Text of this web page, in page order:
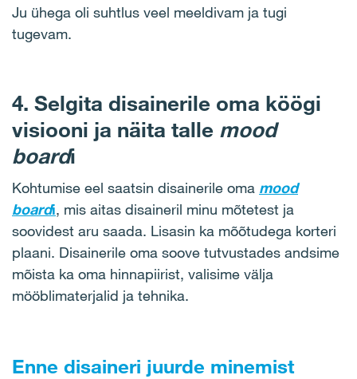
Ju ühega oli suhtlus veel meeldivam ja tugi
tugevam.
4. Selgita disainerile oma köögi
visiooni ja näita talle mood
boardi
Kohtumise eel saatsin disainerile oma mood
boardi, mis aitas disaineril minu mõtetest ja
soovidest aru saada. Lisasin ka mõõtudega korteri
plaani. Disainerile oma soove tutvustades andsime
mõista ka oma hinnapiirist, valisime välja
mööblimaterjalid ja tehnika.
Enne disaineri juurde minemist